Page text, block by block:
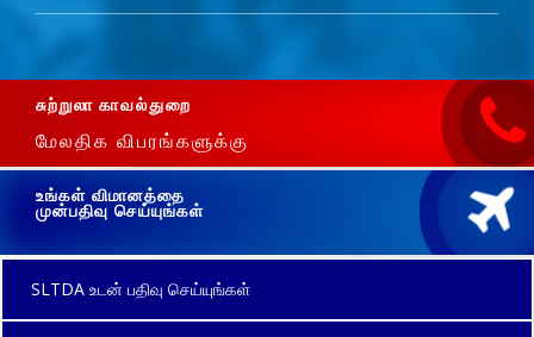
சுற்றுலா காவல்துறை
மேலதிக விபரங்களுக்கு
உங்கள் விமானத்தை
முன்பதிவு செய்யுங்கள்
SLTDA உடன் பதிவு செய்யுங்கள்